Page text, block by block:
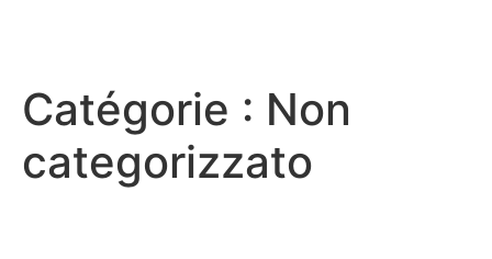
Catégorie : Non
categorizzato